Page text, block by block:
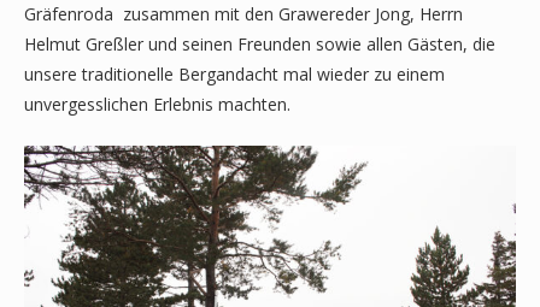
Gräfenroda zusammen mit den Grawereder Jong, Herrn
Helmut Greßler und seinen Freunden sowie allen Gästen, die
unsere traditionelle Bergandacht mal wieder zu einem
unvergesslichen Erlebnis machten.